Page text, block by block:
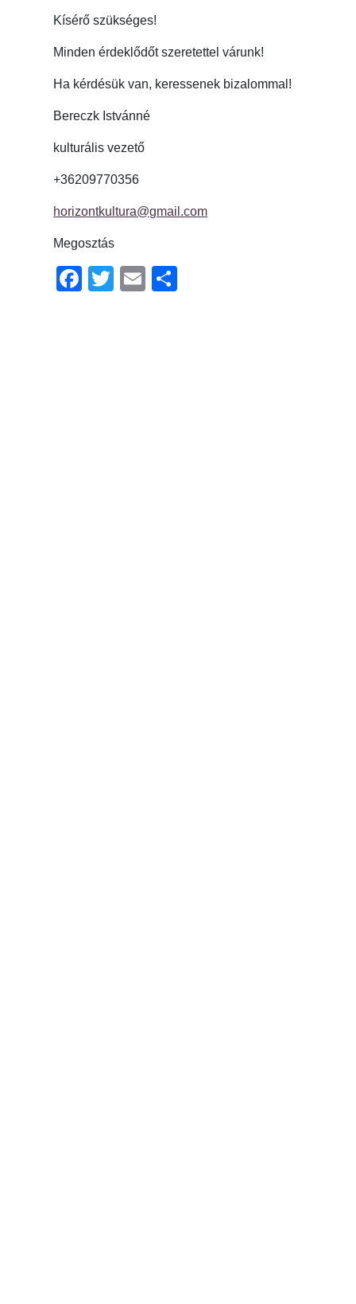
Kísérő szükséges!
Minden érdeklődőt szeretettel várunk!
Ha kérdésük van, keressenek bizalommal!
Bereczk Istvánné
kulturális vezető
+36209770356
horizontkultura@gmail.com
Megosztás
Facebook
TwitterEmail